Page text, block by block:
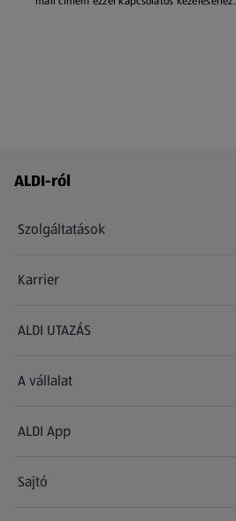
Láblécmenü - további linkek
ALDI-ról
Szolgáltatások
Karrier
(új oldalon nyílik meg)
ALDI UTAZÁS
(új oldalon nyílik meg)
A vállalat
ALDI App
Sajtó